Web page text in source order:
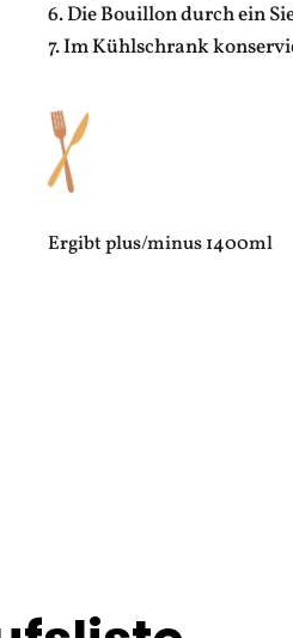
6. Die Bouillon durch ein
7. Im Kühlschrank
Ergibt plus/minus 1400ml